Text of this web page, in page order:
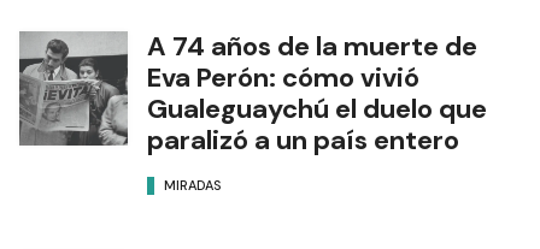
A 74 años de la muerte de
Eva Perón: cómo vivió
Gualeguaychú el duelo que
paralizó a un país entero
MIRADAS